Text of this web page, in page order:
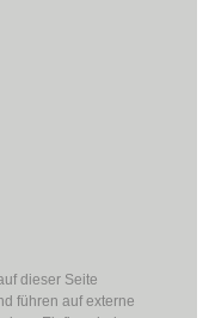
dieser Seite
führen auf externe